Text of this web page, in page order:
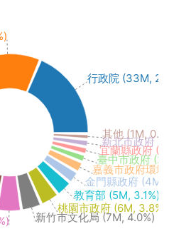
行政院 (33M,
新竹市文化局 (7M, 4.0%)
桃園市政府 (6M, 3.8%)
教育部 (5M, 3.1%)
金門縣政府 (4M,
嘉義市政府環
臺中市政府
宜蘭縣政府
新北市政府
其他 (1M,